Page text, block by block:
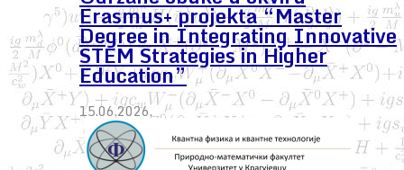
Erasmus+ projekta “Master
Degree in Integrating Innovative
STEM Strategies in Higher
Education”
15.06.2026.